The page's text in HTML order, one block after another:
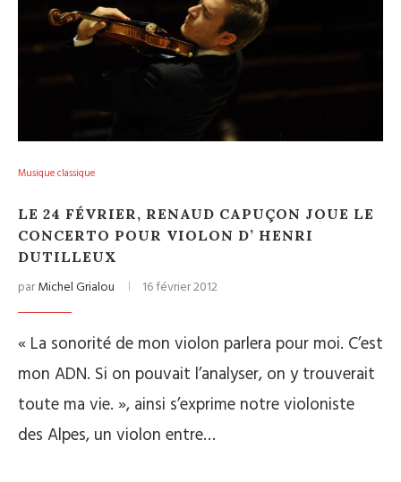
Musique classique
LE 24 FÉVRIER, RENAUD CAPUÇON JOUE LE
CONCERTO POUR VIOLON D’ HENRI
DUTILLEUX
parMichel Grialou 16 février 2012
« La sonorité de mon violon parlera pour moi. C’est
mon ADN. Si on pouvait l’analyser, on y trouverait
toute ma vie. », ainsi s’exprime notre violoniste
des Alpes, un violon entre…